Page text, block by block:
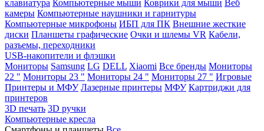
клавиатура Компьютерные мыши Коврики для мыши Веб
камеры Компьютерные наушники и гарнитуры
Компьютерные микрофоны ИБП для ПК Внешние жесткие
диски Планшеты графические Очки и шлемы VR Кабели,
разъемы, переходники
USB-накопители и флэшки
Мониторы Samsung LG DELL Xiaomi Все бренды Мониторы
22 " Мониторы 23 " Мониторы 24 " Мониторы 27 " Игровые
Принтеры и МФУ Лазерные принтеры МФУ Картриджи для
принтеров
3D печать 3D ручки
Компьютерные кресла